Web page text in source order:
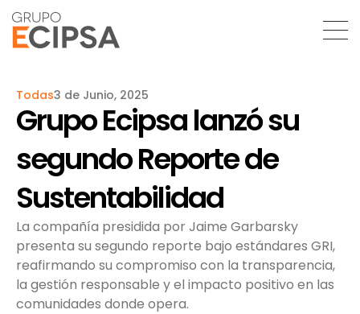
Todas3 de Junio, 2025
Grupo Ecipsa lanzó su
segundo Reporte de
Sustentabilidad
La compañía presidida por Jaime Garbarsky
presenta su segundo reporte bajo estándares GRI,
reafirmando su compromiso con la transparencia,
la gestión responsable y el impacto positivo en las
comunidades donde opera.